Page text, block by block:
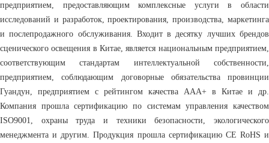
предприятием, предоставляющим комплексные услуги в области
исследований и разработок, проектирования, производства, маркетинга
и послепродажного обслуживания. Входит в десятку лучших брендов
сценического освещения в Китае, является национальным предприятием,
соответствующим стандартам интеллектуальной собственности,
предприятием, соблюдающим договорные обязательства провинции
Гуандун, предприятием с рейтингом качества AAA+ в Китае и др.
Компания прошла сертификацию по системам управления качеством
ISO9001, охраны труда и техники безопасности, экологического
менеджмента и другим. Продукция прошла сертификацию CE RoHS и